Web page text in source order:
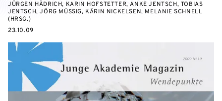
JÜRGEN HÄDRICH, KARIN HOFSTETTER, ANKE JENTSCH, TOBIAS
JENTSCH, JÖRG MÜSSIG, KÄRIN NICKELSEN, MELANIE SCHNELL
(HRSG.)
23.10.09